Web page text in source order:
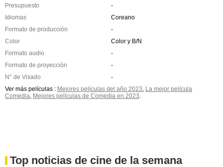
Presupuesto
-
Idiomas
Coreano
Formato de producción
-
Color
Color y B/N
Formato audio
-
Formato de proyección
-
N° de Visado
-
Ver más películas : Mejores películas del año 2023 La mejor película
Comedia Mejores películas de Comedia en 2023
Top noticias de cine de la semana